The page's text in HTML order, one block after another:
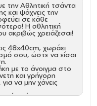
την Αθλητική τσάντα
και ψάχνεις την
σε κάθε
Η αθλητική
ακριβώς χρειάζεσαι!
48x40cm, χωράει
σου, ώστε να είσαι
με το άνοιγμα στο
και γρήγορη
να μην χάνεις
χρώμα της